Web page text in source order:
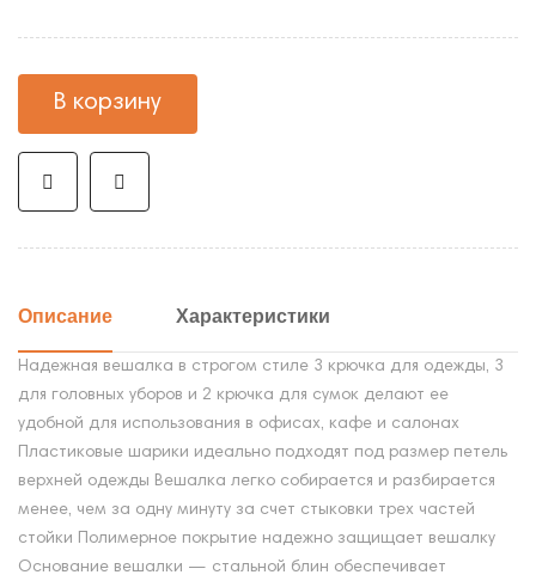
В корзину
Описание Характеристики
Надежная вешалка в строгом стиле 3 крючка для одежды, 3
для головных уборов и 2 крючка для сумок делают ее
удобной для использования в офисах, кафе и салонах
Пластиковые шарики идеально подходят под размер петель
верхней одежды Вешалка легко собирается и разбирается
менее, чем за одну минуту за счет стыковки трех частей
стойки Полимерное покрытие надежно защищает вешалку
Основание вешалки — стальной блин обеспечивает